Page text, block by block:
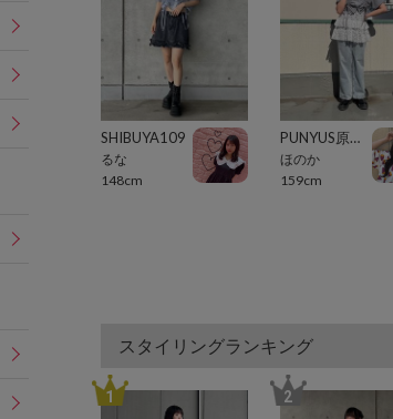
SHIBUYA109
るな
148cm
PUNYUS原宿竹下通り
ほのか
159cm
スタイリングランキング
1 2